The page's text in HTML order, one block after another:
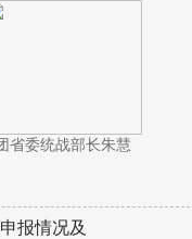
省委统战部长朱慧
报情况及